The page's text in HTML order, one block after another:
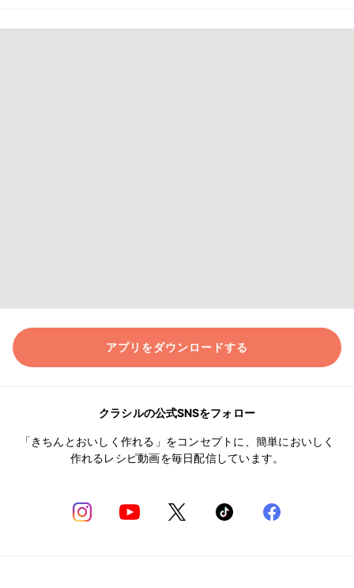
アプリをダウンロードする
クラシルの公式SNSをフォロー
「きちんとおいしく作れる」をコンセプトに、簡単においしく
作れるレシピ動画を毎日配信しています。